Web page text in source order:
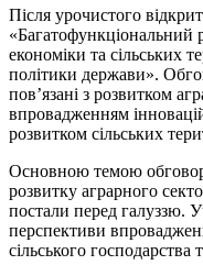
Після урочистого
«Багатофункціональний
економіки та сільських
політики держави».
пов’язані з розвитком
впровадженням
розвитком сільських
Основною темою
розвитку аграрного
постали перед галуззю.
перспективи
сільського господарства